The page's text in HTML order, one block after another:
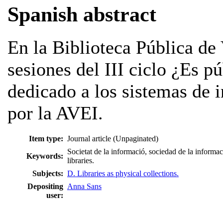
Spanish abstract
En la Biblioteca Pública de
sesiones del III ciclo ¿Es
dedicado a los sistemas
por la AVEI.
Item type: Journal article (Unpaginated)
Keywords:
Societat de la informació, sociedad de la
libraries.
Subjects: D. Libraries as physical collections.
Depositing
user:
Anna Sans